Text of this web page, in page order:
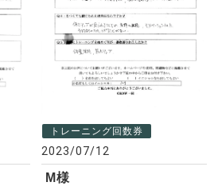
トレーニング回数券
2023/07/12
M様